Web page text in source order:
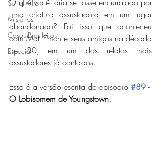
Serial Killer
Mistérios
Casos Brasileiros
Especial
uma criatura assustadora em um lugar
abandonado? Foi isso que aconteceu
com Matt Emch e seus amigos na década
de 80, em um dos relatos mais
assustadores já contados.
Essa é a versão escrita do episódio #89 -
O Lobisomem de Youngstown.